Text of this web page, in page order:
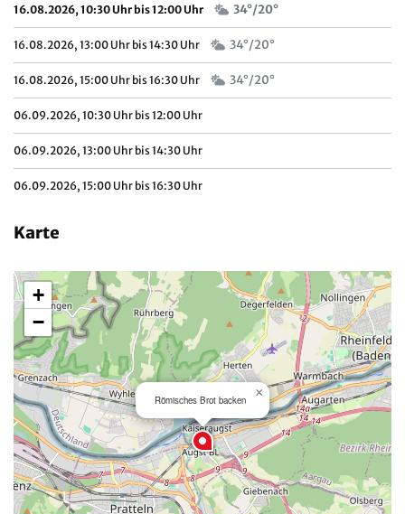
16.08.2026, 10:30 Uhr bis 12:00 Uhr 34°/20°
16.08.2026, 13:00 Uhr bis 14:30 Uhr 34°/20°
16.08.2026, 15:00 Uhr bis 16:30 Uhr 34°/20°
06.09.2026, 10:30 Uhr bis 12:00 Uhr
06.09.2026, 13:00 Uhr bis 14:30 Uhr
06.09.2026, 15:00 Uhr bis 16:30 Uhr
Karte
Römisches Brot backen ×
+
−